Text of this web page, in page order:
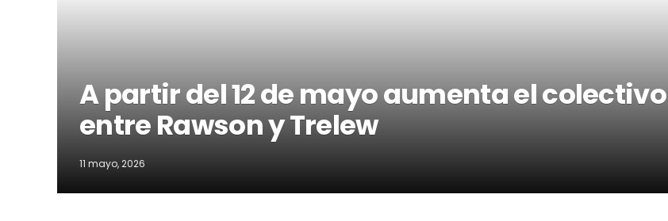
A partir del 12 de mayo aumenta el colectivo
entre Rawson y Trelew
11 mayo, 2026